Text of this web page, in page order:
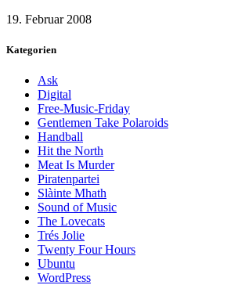
19. Februar 2008
Kategorien
Ask
Digital
Free-Music-Friday
Gentlemen Take Polaroids
Handball
Hit the North
Meat Is Murder
Piratenpartei
Slàinte Mhath
Sound of Music
The Lovecats
Trés Jolie
Twenty Four Hours
Ubuntu
WordPress